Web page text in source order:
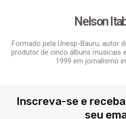
Nelson
Formado pela Unesp-Bauru, autor
produtor de cinco álbuns musicais
1999 em jornalismo
Inscreva-se e
seu